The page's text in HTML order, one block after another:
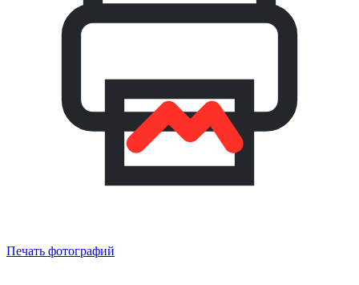
Печать фотографий